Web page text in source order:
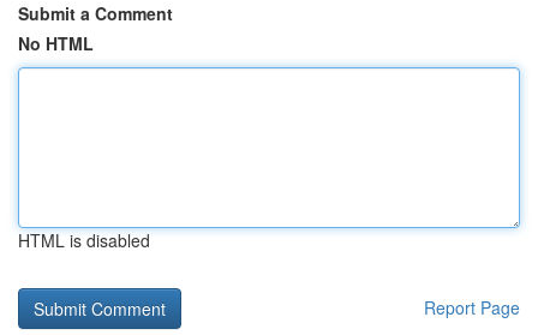
Submit a Comment
No HTML
HTML is disabled
Report Page